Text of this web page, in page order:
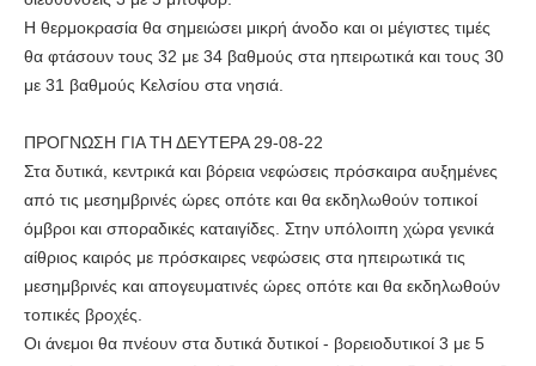
Η θερμοκρασία θα σημειώσει μικρή άνοδο και οι μέγιστες τιμές
θα φτάσουν τους 32 με 34 βαθμούς στα ηπειρωτικά και τους 30
με 31 βαθμούς Κελσίου στα νησιά.
ΠΡΟΓΝΩΣΗ ΓΙΑ ΤΗ ΔΕΥΤΕΡΑ 29-08-22
Στα δυτικά, κεντρικά και βόρεια νεφώσεις πρόσκαιρα αυξημένες
από τις μεσημβρινές ώρες οπότε και θα εκδηλωθούν τοπικοί
όμβροι και σποραδικές καταιγίδες. Στην υπόλοιπη χώρα γενικά
αίθριος καιρός με πρόσκαιρες νεφώσεις στα ηπειρωτικά τις
μεσημβρινές και απογευματινές ώρες οπότε και θα εκδηλωθούν
τοπικές βροχές.
Οι άνεμοι θα πνέουν στα δυτικά δυτικοί - βορειοδυτικοί 3 με 5